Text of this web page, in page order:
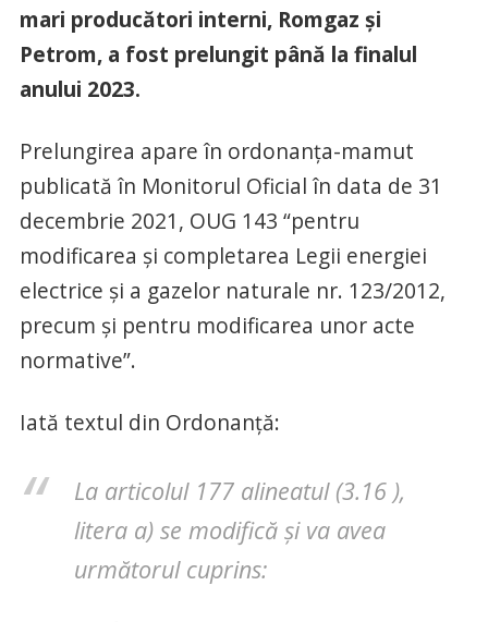
mari producători interni, Romgaz și
Petrom, a fost prelungit până la finalul
anului 2023.
Prelungirea apare în ordonanța-mamut
publicată în Monitorul Oficial în data de 31
decembrie 2021, OUG 143 “pentru
modificarea și completarea Legii energiei
electrice și a gazelor naturale nr. 123/2012,
precum și pentru modificarea unor acte
normative”.
Iată textul din Ordonanță:
La articolul 177 alineatul (3.16 ),
litera a) se modifică și va avea
următorul cuprins: